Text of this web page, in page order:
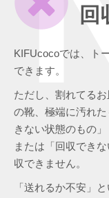
回
KIFUcocoでは、ト
できます。
ただし、割れてる
の靴、極端に汚れ
きない状態のもの」
または「回収でき
収できません。
「送れるか不安」